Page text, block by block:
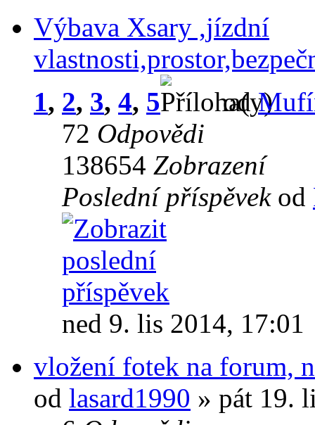
Výbava Xsary ,jízdní
1, 2, 3, 4, 5 od
72 Odpovědi
138654 Zobrazení
Poslední příspěvek od
ned 9. lis 2014, 17:01
vložení fotek na forum,
od lasard1990 » pát 19.